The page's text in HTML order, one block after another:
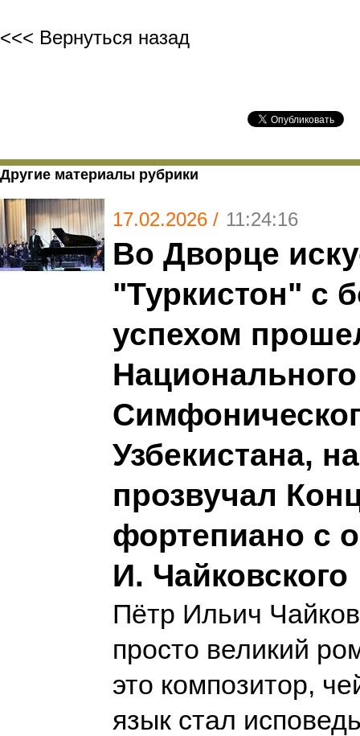
<<< Вернуться назад
Другие материалы рубрики
17.02.2026 / 11:24:16
Во Дворце
"Туркистон" с
успехом
Национального
Узбекистана,
прозвучал
фортепиано с
И. Чайковского
Пётр Ильич
просто великий
это композитор,
язык стал